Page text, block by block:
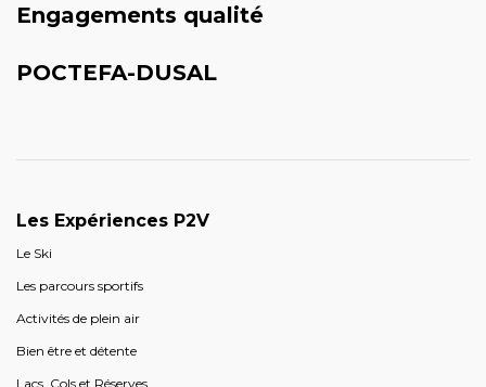
Engagements qualité
POCTEFA-DUSAL
Les Expériences P2V
Le Ski
Les parcours sportifs
Activités de plein air
Bien être et détente
Lacs, Cols et Réserves